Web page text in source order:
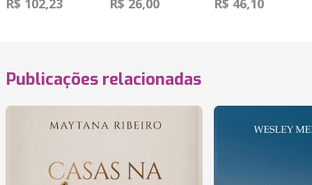
R$ 102,23 R$ 26,00 R$ 46,10
Publicações relacionadas